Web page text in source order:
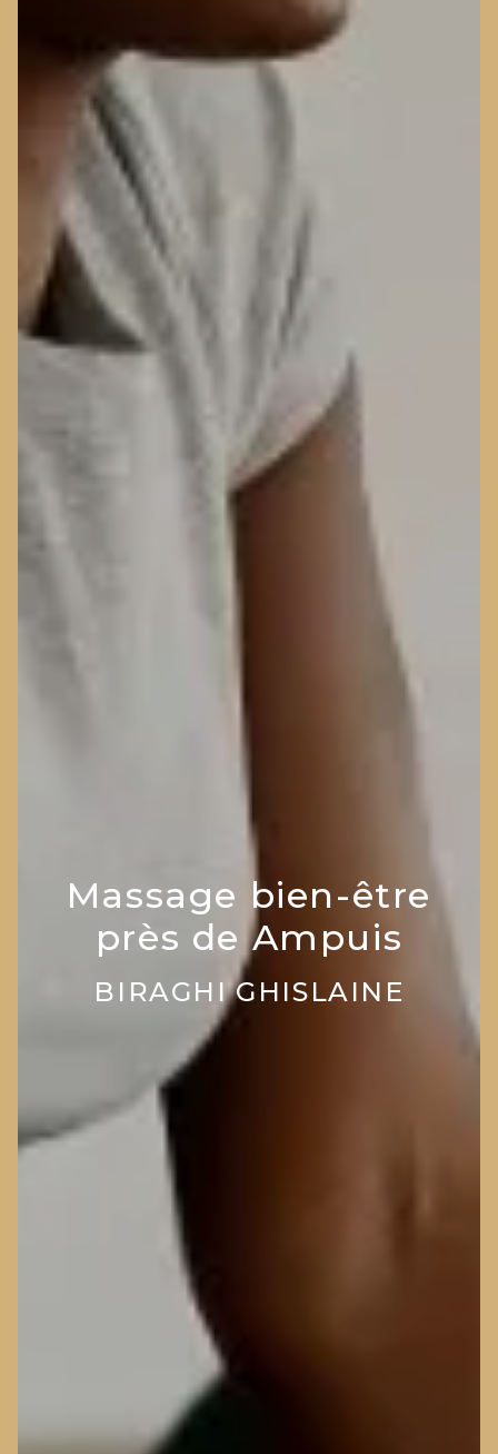
Massage bien-être
près de Ampuis
BIRAGHI GHISLAINE